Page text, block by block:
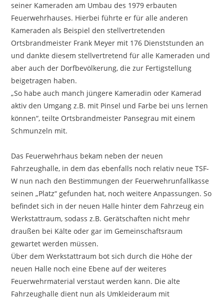
seiner Kameraden am Umbau des 1979 erbauten
Feuerwehrhauses. Hierbei führte er für alle anderen
Kameraden als Beispiel den stellvertretenden
Ortsbrandmeister Frank Meyer mit 176 Dienststunden an
und dankte diesem stellvertretend für alle Kameraden und
aber auch der Dorfbevölkerung, die zur Fertigstellung
beigetragen haben.
„So habe auch manch jüngere Kameradin oder Kamerad
aktiv den Umgang z.B. mit Pinsel und Farbe bei uns lernen
können“, teilte Ortsbrandmeister Pansegrau mit einem
Schmunzeln mit.
Das Feuerwehrhaus bekam neben der neuen
Fahrzeughalle, in dem das ebenfalls noch relativ neue TSF-
W nun nach den Bestimmungen der Feuerwehrunfallkasse
seinen „Platz“ gefunden hat, noch weitere Anpassungen. So
befindet sich in der neuen Halle hinter dem Fahrzeug ein
Werkstattraum, sodass z.B. Gerätschaften nicht mehr
draußen bei Kälte oder gar im Gemeinschaftsraum
gewartet werden müssen.
Über dem Werkstattraum bot sich durch die Höhe der
neuen Halle noch eine Ebene auf der weiteres
Feuerwehrmaterial verstaut werden kann. Die alte
Fahrzeughalle dient nun als Umkleideraum mit